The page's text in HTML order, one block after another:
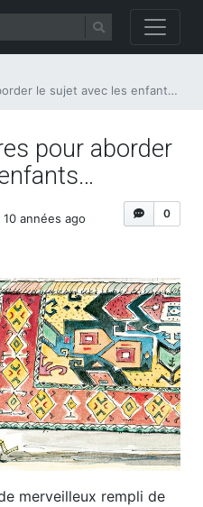
le sujet avec les enfants…
pour aborder
0
années ago
merveilleux rempli de